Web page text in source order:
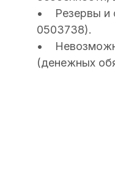
• Резервы и
0503738).
•
(денежных